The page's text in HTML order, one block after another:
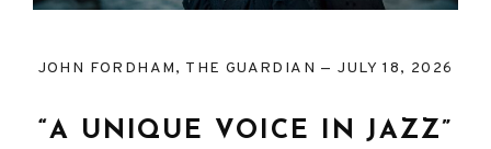
JOHN FORDHAM, THE GUARDIAN JULY 18, 2026
“A UNIQUE VOICE IN JAZZ”